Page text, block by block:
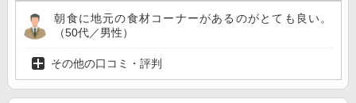
朝食に地元の食材コーナーがあるのがとても良い。
（50代／男性）
その他の口コミ・評判